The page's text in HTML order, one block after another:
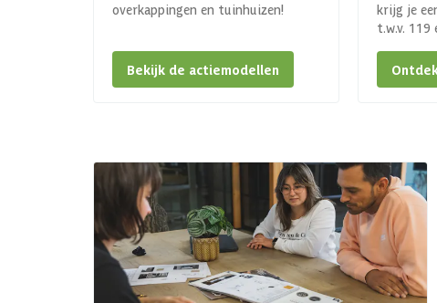
overkappingen en tuinhuizen!
Bekijk de actiemodellen
krijg je
t.w.v. 119